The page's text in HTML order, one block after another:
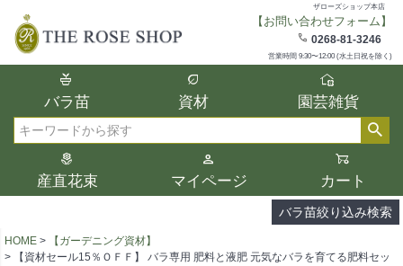
ザローズショップ本店
【お問い合わせフォーム】
0268-81-3246
営業時間 9:30〜12:00 (水土日祝を除く)
バラ苗 資材 園芸雑貨
産直花束 マイページ カート
バラ苗絞り込み検索
在庫
在庫ありのみ表示
検索
複数の条件を選択して絞り込み検索が可能
選択した項目全てに該当する品種のみ検索
結果に表示されます。
タイプ、カラー、ブランドなどは1つずつ選
択してください。
HOME
【ガーデニング資材】
【資材セール15％ＯＦＦ】 バラ専用 肥料と液肥 元気なバラを育てる肥料セッ